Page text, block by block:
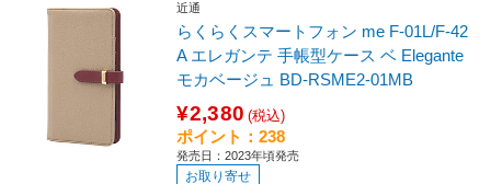
近通
らくらくスマートフォン me F-01L/F-42
A エレガンテ 手帳型ケース ベ Elegante
モカベージュ BD-RSME2-01MB
¥2,380 (税込)
ポイント：238
発売日：2023年頃発売
お取り寄せ